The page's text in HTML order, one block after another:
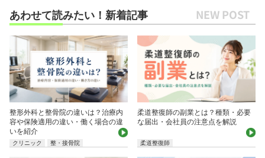
あわせて読みたい！新着記事
整形外科と整骨院の違いは？治療内
容や保険適用の違い・働く場合の違
いを紹介
クリニック 整・接骨院
柔道整復師の副業とは？種類・必要
な届出・会社員の注意点を解説
柔道整復師